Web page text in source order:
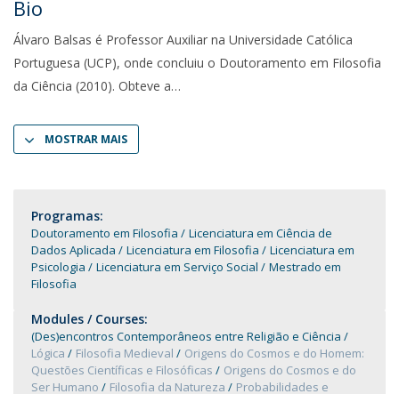
Bio
Álvaro Balsas é Professor Auxiliar na Universidade Católica
Portuguesa (UCP), onde concluiu o Doutoramento em Filosofia
da Ciência (2010). Obteve a
MOSTRAR MAIS
Programas:
Doutoramento em Filosofia
Licenciatura em Ciência de
Dados Aplicada
Licenciatura em Filosofia
Licenciatura em
Psicologia
Licenciatura em Serviço Social
Mestrado em
Filosofia
Modules / Courses:
(Des)encontros Contemporâneos entre Religião e Ciência
Lógica
Filosofia Medieval
Origens do Cosmos e do Homem:
Questões Científicas e Filosóficas
Origens do Cosmos e do
Ser Humano
Filosofia da Natureza
Probabilidades e